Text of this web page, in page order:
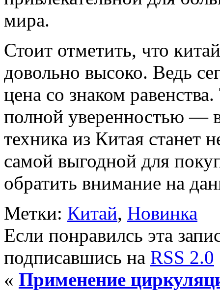
мира.
Стоит отметить, что
довольно высоко. Ведь
цена со знаком
полной уверенностью —
техника из Китая станет
самой выгодной для
обратить внимание на
Метки: Китай, Новинка
Если понравилсь эта
подписавшись на RSS 2.0
« Применение